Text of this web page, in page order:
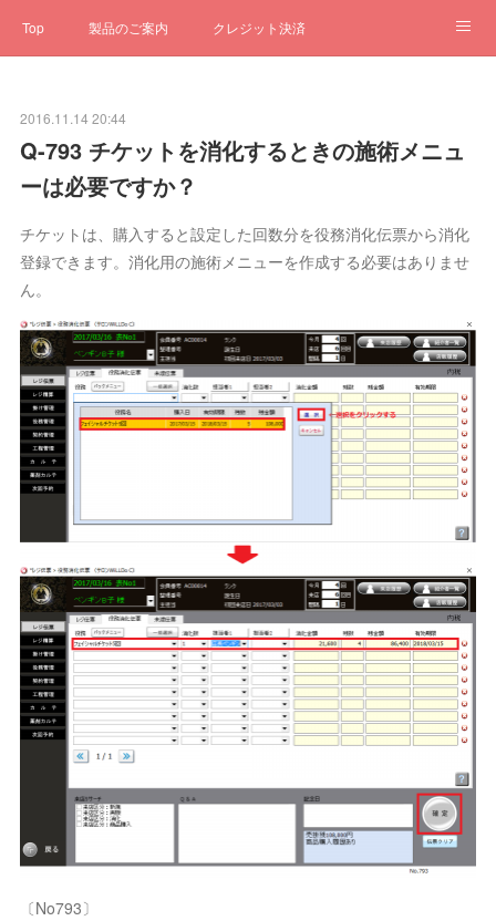
Top 製品のご案内 クレジット決済
2016.11.14 20:44
Q-793 チケットを消化するときの施術メニュ
ーは必要ですか？
チケットは、購入すると設定した回数分を役務消化伝票から消化
登録できます。消化用の施術メニューを作成する必要はありませ
ん。
〔No793〕